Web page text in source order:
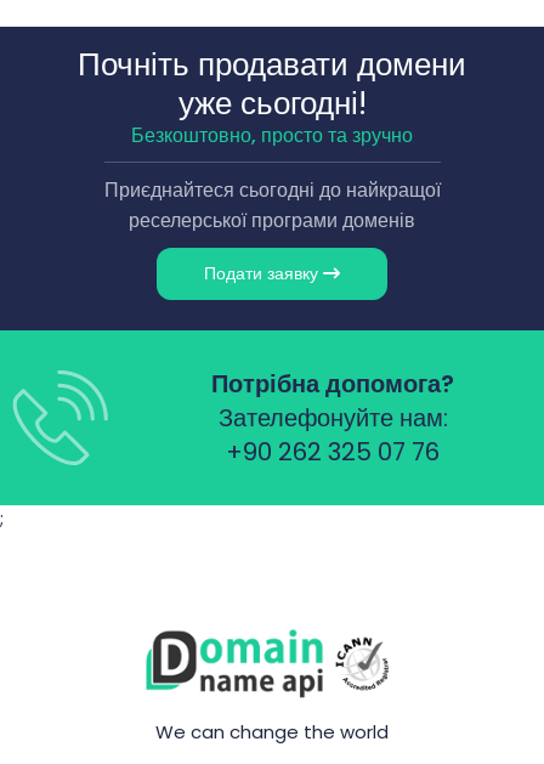
Почніть продавати домени
уже сьогодні!
Безкоштовно, просто та зручно
Приєднайтеся сьогодні до найкращої
реселерської програми доменів
Подати заявку
Потрібна допомога?
Зателефонуйте нам:
+90 262 325 07 76
;
We can change the world